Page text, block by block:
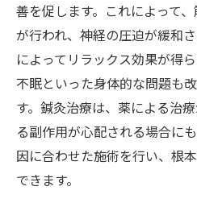
善を促します。これによって
が行われ、神経の圧迫が緩和
によってリラックス効果が得
不眠といった身体的な問題も
す。鍼灸治療は、薬による治
る副作用が心配される場合に
因に合わせた施術を行い、根
できます。